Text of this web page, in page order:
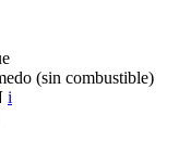
(sin combustible)
i